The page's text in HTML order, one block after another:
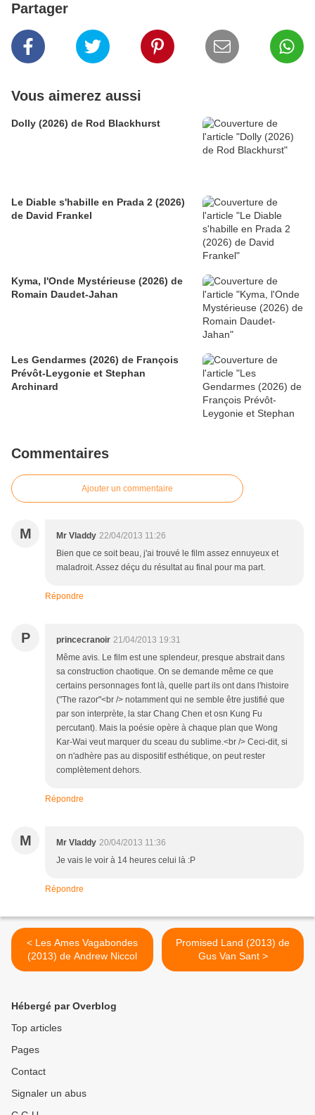
Partager
Vous aimerez aussi
Dolly (2026) de Rod Blackhurst
Le Diable s'habille en Prada 2 (2026)
de David Frankel
Kyma, l'Onde Mystérieuse (2026) de
Romain Daudet-Jahan
Les Gendarmes (2026) de François
Prévôt-Leygonie et Stephan
Archinard
Commentaires
Ajouter un commentaire
M Mr Vladdy 22/04/2013 11:26
Bien que ce soit beau, j'ai trouvé le film assez ennuyeux et
maladroit. Assez déçu du résultat au final pour ma part.
Répondre
P princecranoir 21/04/2013 19:31
Même avis. Le film est une splendeur, presque abstrait dans
sa construction chaotique. On se demande même ce que
certains personnages font là, quelle part ils ont dans l'histoire
("The razor"<br /> notamment qui ne semble être justifié que
par son interprète, la star Chang Chen et osn Kung Fu
percutant). Mais la poésie opère à chaque plan que Wong
Kar-Wai veut marquer du sceau du sublime.<br /> Ceci-dit, si
on n'adhère pas au dispositif esthétique, on peut rester
complètement dehors.
Répondre
M Mr Vladdy 20/04/2013 11:36
Je vais le voir à 14 heures celui là :P
Répondre
< Les Ames Vagabondes
(2013) de Andrew Niccol
Promised Land (2013) de
Gus Van Sant >
Hébergé par Overblog
Top articles
Pages
Contact
Signaler un abus